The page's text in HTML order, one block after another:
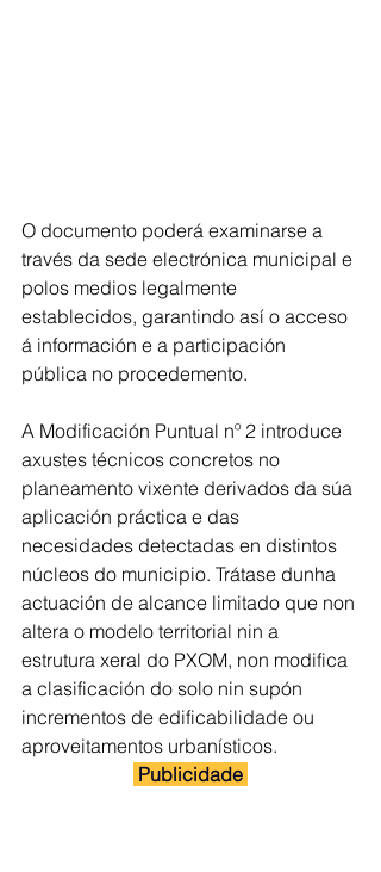
O documento poderá examinarse a
través da sede electrónica municipal e
polos medios legalmente
establecidos, garantindo así o acceso
á información e a participación
pública no procedemento.
A Modificación Puntual nº 2 introduce
axustes técnicos concretos no
planeamento vixente derivados da súa
aplicación práctica e das
necesidades detectadas en distintos
núcleos do municipio. Trátase dunha
actuación de alcance limitado que non
altera o modelo territorial nin a
estrutura xeral do PXOM, non modifica
a clasificación do solo nin supón
incrementos de edificabilidade ou
aproveitamentos urbanísticos.
Publicidade